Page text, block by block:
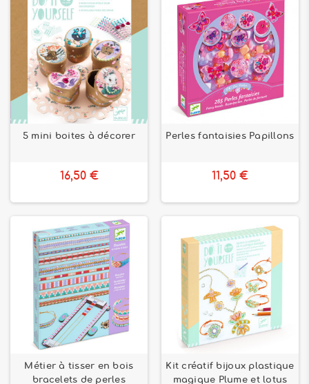
5 mini boites à décorer
16,50 €
Perles fantaisies Papillons
11,50 €
Métier à tisser en bois
bracelets de perles
Kit créatif bijoux plastique
magique Plume et lotus